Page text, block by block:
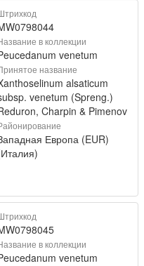
в коллекции
venetum
название
alsaticum
venetum (Spreng.)
Charpin & Pimenov
Европа (EUR)
в коллекции
venetum